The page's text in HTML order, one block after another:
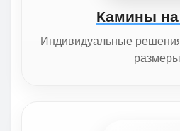
Камины на
Индивидуальные